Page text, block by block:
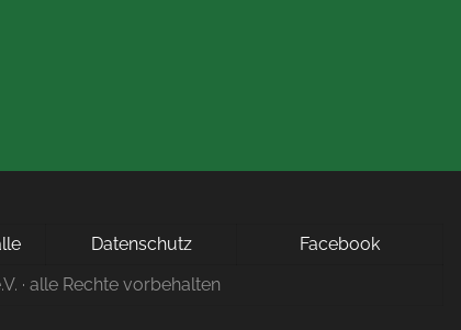
Datenschutz
Facebook
· alle Rechte vorbehalten